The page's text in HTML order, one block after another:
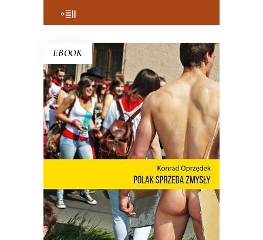
EBOOK
POLAK SPRZEDA ZMYSŁY
Nie ma o Polsce takich książek jak
debiut Konrada Oprzędka. Wariackich,
ale pogodnych. Smutnych, ale nie
przygnębiających. Ta błyskotliwa książka
pokazuje, kim są Polacy, kiedy nie
muszą być sobą.